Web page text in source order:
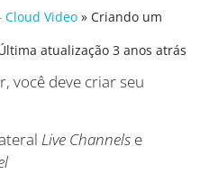
Cloud Video » Criando um
atualização 3 anos atrás
você deve criar seu
Live Channels e